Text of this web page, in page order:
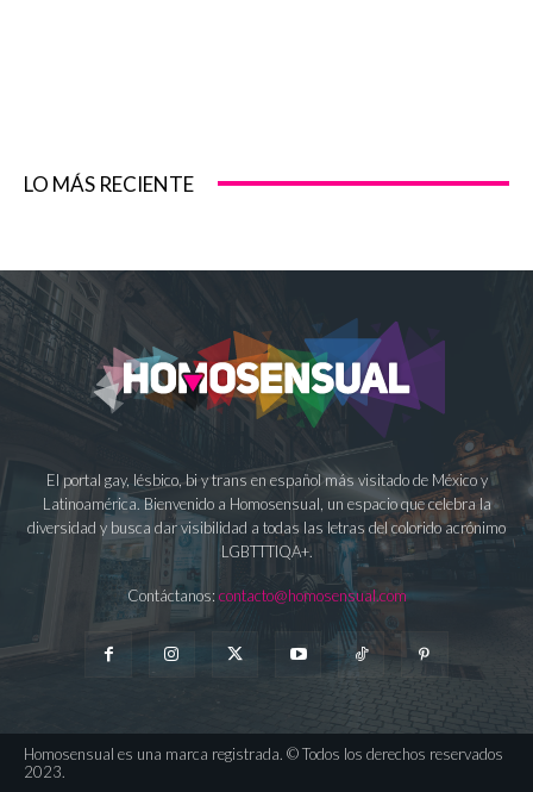
LO MÁS RECIENTE
El portal gay, lésbico, bi y trans en español más visitado de México y
Latinoamérica. Bienvenido a Homosensual, un espacio que celebra la
diversidad y busca dar visibilidad a todas las letras del colorido acrónimo
LGBTTTIQA+.
Contáctanos: contacto@homosensual.com
Homosensual es una marca registrada. © Todos los derechos reservados
2023.